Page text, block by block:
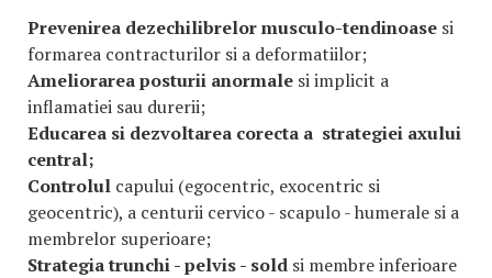
Prevenirea dezechilibrelor musculo-tendinoase si
formarea contracturilor si a deformatiilor;
Ameliorarea posturii anormale si implicit a
inflamatiei sau durerii;
Educarea si dezvoltarea corecta a strategiei axului
central;
Controlul capului (egocentric, exocentric si
geocentric), a centurii cervico - scapulo - humerale si a
membrelor superioare;
Strategia trunchi - pelvis - sold si membre inferioare